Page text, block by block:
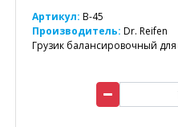
Артикул: B-45
Производитель: Dr. Reifen
Грузик балансировочный для